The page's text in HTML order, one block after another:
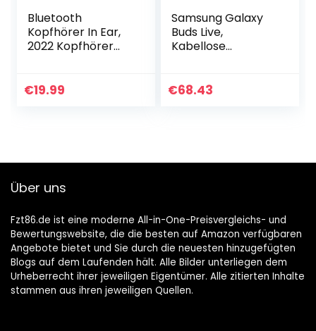
Bluetooth
Kopfhörer In Ear,
2022 Kopfhörer
mit Ladebox, Sport
€19.99
Samsung Galaxy
Buds Live,
Kabellose
Noise Cancelling
€68.43
Über uns
Fzt86.de ist eine moderne All-in-One-Preisvergleichs- und
Bewertungswebsite, die die besten auf Amazon verfügbaren
Angebote bietet und Sie durch die neuesten hinzugefügten
Blogs auf dem Laufenden hält. Alle Bilder unterliegen dem
Urheberrecht ihrer jeweiligen Eigentümer. Alle zitierten Inhalte
stammen aus ihren jeweiligen Quellen.